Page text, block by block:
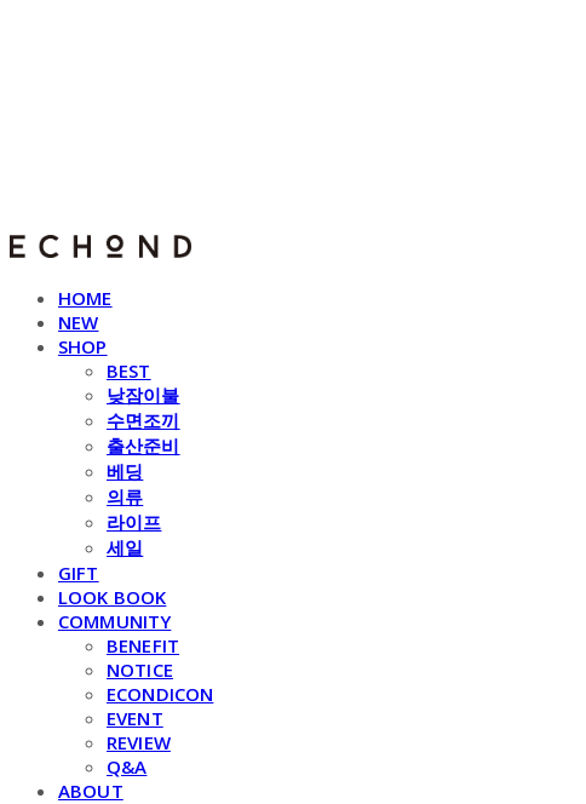
HOME
NEW
SHOP
BEST
낮잠이불
수면조끼
출산준비
베딩
의류
라이프
세일
GIFT
LOOK BOOK
COMMUNITY
BENEFIT
NOTICE
ECONDICON
EVENT
REVIEW
Q&A
ABOUT